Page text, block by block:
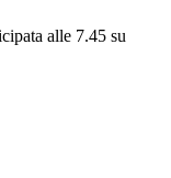
alle 7.45 su